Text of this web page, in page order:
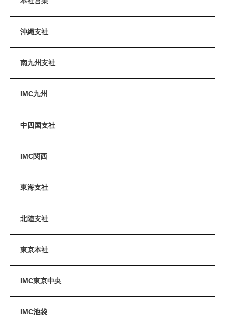
沖縄支社
南九州支社
IMC九州
中四国支社
IMC関西
東海支社
北陸支社
東京本社
IMC東京中央
IMC池袋